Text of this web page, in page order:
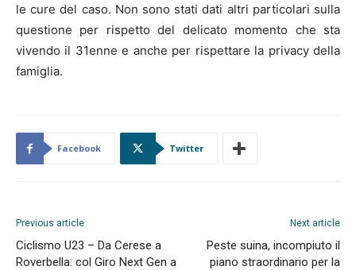
le cure del caso. Non sono stati dati altri particolari sulla
questione per rispetto del delicato momento che sta
vivendo il 31enne e anche per rispettare la privacy della
famiglia.
Facebook Twitter
Previous article
Ciclismo U23 – Da Cerese a
Roverbella: col Giro Next Gen a
Next article
Peste suina, incompiuto il
piano straordinario per la